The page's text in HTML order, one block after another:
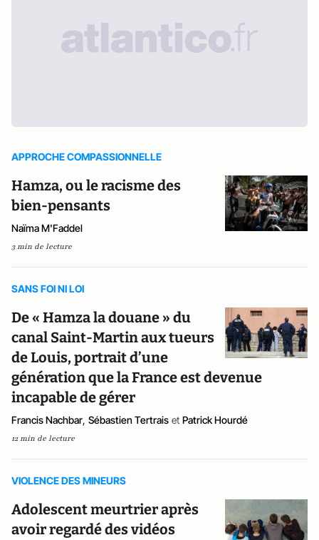
APPROCHE COMPASSIONNELLE
Hamza, ou le racisme des
bien-pensants
Naïma M'Faddel
3 min de lecture
SANS FOI NI LOI
De « Hamza la douane » du
canal Saint-Martin aux tueurs
de Louis, portrait d’une
génération que la France est devenue
incapable de gérer
Francis Nachbar, Sébastien Tertrais et Patrick Hourdé
12 min de lecture
VIOLENCE DES MINEURS
Adolescent meurtrier après
avoir regardé des vidéos